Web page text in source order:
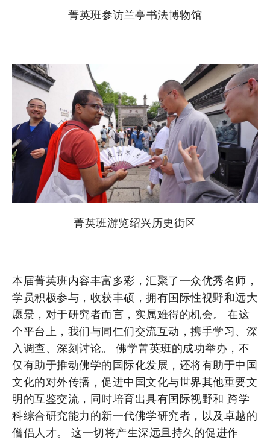
菁英班参访兰亭书法博物馆
菁英班游览绍兴历史街区
本届菁英班内容丰富多彩，汇聚了一众优秀名师，
学员积极参与，收获丰硕，拥有国际性视野和远大
愿景，对于研究者而言，实属难得的机会。 在这
个平台上，我们与同仁们交流互动，携手学习、深
入调查、深刻讨论。 佛学菁英班的成功举办，不
仅有助于推动佛学的国际化发展，还将有助于中国
文化的对外传播，促进中国文化与世界其他重要文
明的互鉴交流，同时培育出具有国际视野和 跨学
科综合研究能力的新一代佛学研究者，以及卓越的
僧侣人才。 这一切将产生深远且持久的促进作